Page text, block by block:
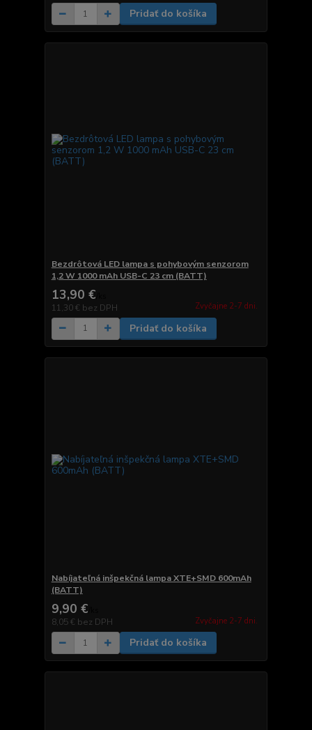
Pridať do košíka
Bezdrôtová LED lampa s pohybovým senzorom
1,2 W 1000 mAh USB-C 23 cm (BATT)
13,90 €
11,30 € bez DPH Zvyčajne 2-7 dni.
Pridať do košíka
Nabíjateľná inšpekčná lampa XTE+SMD 600mAh
(BATT)
9,90 €
8,05 € bez DPH Zvyčajne 2-7 dni.
Pridať do košíka